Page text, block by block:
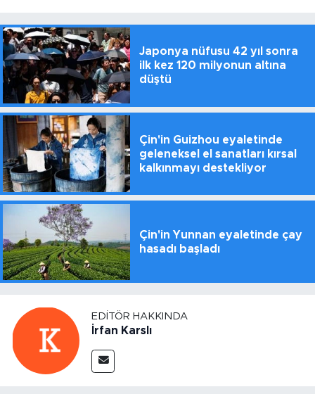
Japonya nüfusu 42 yıl sonra
ilk kez 120 milyonun altına
düştü
Çin'in Guizhou eyaletinde
geleneksel el sanatları kırsal
kalkınmayı destekliyor
Çin'in Yunnan eyaletinde çay
hasadı başladı
EDITÖR HAKKINDA
İrfan Karslı